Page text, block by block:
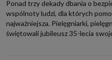
Ponad trzy dekady dbania o
wspólnoty ludzi, dla których
najważniejsza. Pielęgniarki,
świętowali jubileusz 35-lecia